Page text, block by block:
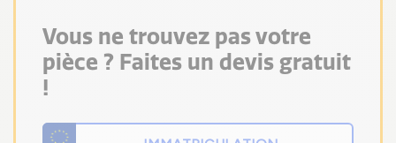
Vous ne trouvez pas votre
pièce ? Faites un devis gratuit
!